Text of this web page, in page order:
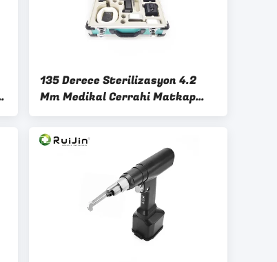
135 Derece Sterilizasyon 4.2
Mm Medikal Cerrahi Matkap
Makinesi Ortopedik